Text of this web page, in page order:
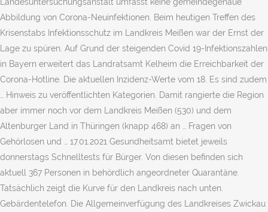
Abbildung von Corona-Neuinfektionen. Beim heutigen Treffen des
Krisenstabs Infektionsschutz im Landkreis Meißen war der Ernst der
Lage zu spüren. Auf Grund der steigenden Covid 19-Infektionszahlen
in Bayern erweitert das Landratsamt Kelheim die Erreichbarkeit der
Corona-Hotline. Die aktuellen Inzidenz-Werte vom 18. Es sind zudem
… Hinweis zu veröffentlichten Kategorien. Damit rangierte die Region
aber immer noch vor dem Landkreis Meißen (530) und dem
Altenburger Land in Thüringen (knapp 468) an … Fragen von
Gehörlosen und … 17.01.2021 Gesundheitsamt bietet jeweils
donnerstags Schnelltests für Bürger. Von diesen befinden sich
aktuell 367 Personen in behördlich angeordneter Quarantäne.
Tatsächlich zeigt die Kurve für den Landkreis nach unten.
Gebärdentelefon. Die Allgemeinverfügung des Landkreises Zwickau